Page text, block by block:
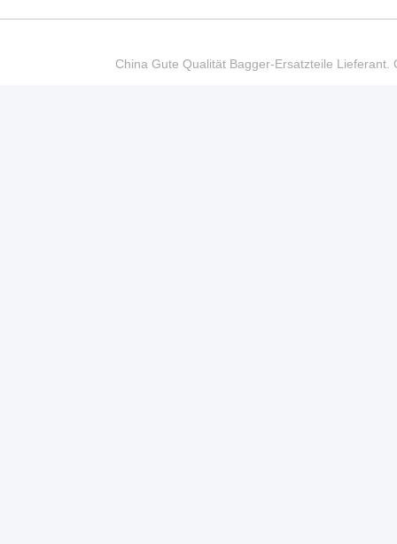
China Gute Qualität Bagger-Ersatzteile